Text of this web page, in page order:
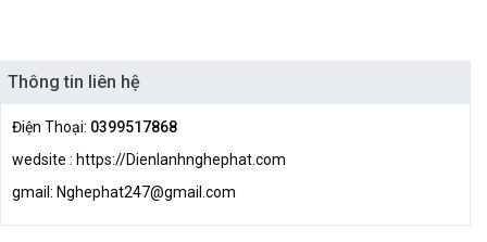
Thông tin liên hệ
Điện Thoại: 0399517868
wedsite : https://Dienlanhnghephat.com
gmail: Nghephat247@gmail.com